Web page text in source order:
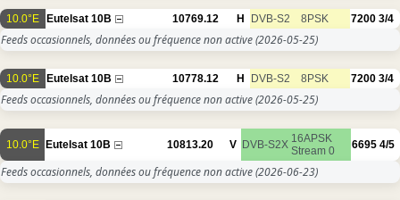
10.0°E Eutelsat 10B 10769.12 H DVB-S2 8PSK 7200 3/4
Feeds occasionnels, données ou fréquence non active(2026-05-25)
10.0°E Eutelsat 10B 10778.12 H DVB-S2 8PSK 7200 3/4
Feeds occasionnels, données ou fréquence non active(2026-05-25)
10.0°E Eutelsat 10B 10813.20 V DVB-S2X 16APSK
Stream 0
6695 4/5
Feeds occasionnels, données ou fréquence non active(2026-06-23)